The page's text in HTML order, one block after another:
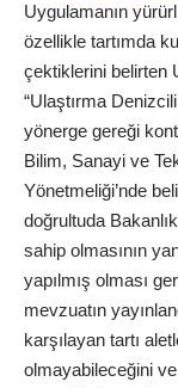
Uygulamanın
özellikle tartımda
çektiklerini belirten
“Ulaştırma
yönerge gereği
Bilim, Sanayi ve
Yönetmeliği’nde
doğrultuda
sahip olmasının
yapılmış olması
mevzuatın
karşılayan tartı
olmayabileceğini